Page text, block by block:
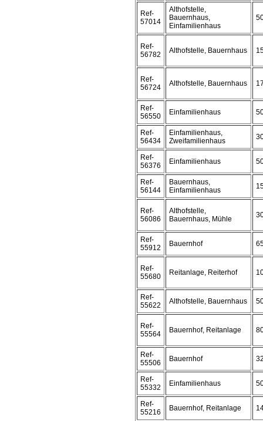
Ref-
57014
Althofstelle,
Bauernhaus,
Einfamilienhaus
Ref-
56782
Althofstelle, Bauernhaus
Ref-
56724
Althofstelle, Bauernhaus
Ref-
56550
Einfamilienhaus
Ref-
56434
Einfamilienhaus,
Zweifamilienhaus
Ref-
56376
Einfamilienhaus
Ref-
56144
Bauernhaus,
Einfamilienhaus
Ref-
56086
Althofstelle,
Bauernhaus, Mühle
Ref-
55912
Bauernhof
Ref-
55680
Reitanlage, Reiterhof
Ref-
55622
Althofstelle, Bauernhaus
Ref-
55564
Bauernhof, Reitanlage
Ref-
55506
Bauernhof
Ref-
55332
Einfamilienhaus
Ref-
55216
Bauernhof, Reitanlage